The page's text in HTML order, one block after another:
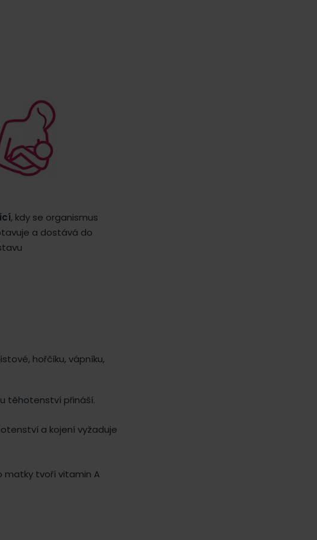
, kdy se organismus
a dostává do
hořčíku, vápníku,
těhotenství přináší.
a kojení vyžaduje
matky tvoří vitamin A